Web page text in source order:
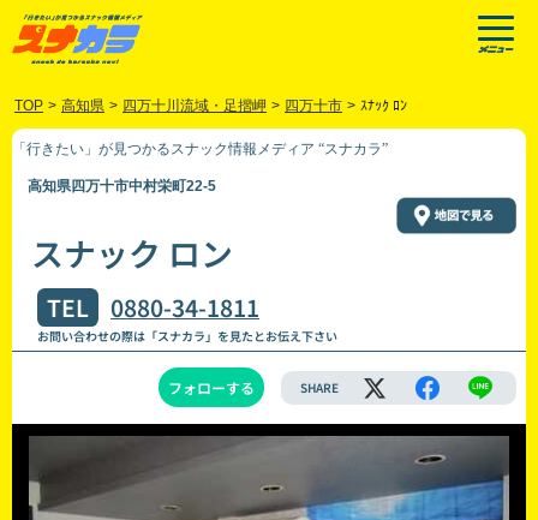
TOP > 高知県 > 四万十川流域・足摺岬 > 四万十市 > ｽﾅｯｸ ﾛﾝ
「行きたい」が見つかるスナック情報メディア “スナカラ”
高知県四万十市中村栄町22-5
スナック ロン
TEL 0880-34-1811
お問い合わせの際は「スナカラ」を見たとお伝え下さい
フォローする SHARE